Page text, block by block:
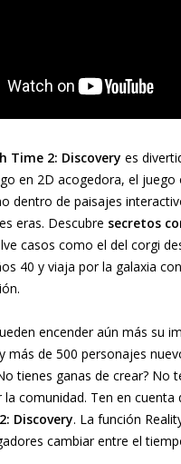
Time 2: Discovery es
en 2D acogedora, el juego
dentro de paisajes
eras. Descubre secretos
casos como el del corgi
40 y viaja por la galaxia
encender aún más su
más de 500 personajes
tienes ganas de crear?
comunidad. Ten en
Discovery. La función
cambiar entre el